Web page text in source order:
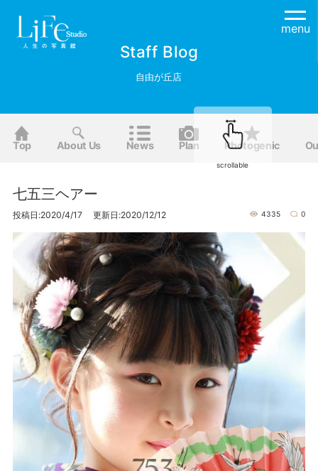
menu
Staff Blog
自由が丘店
Top About Us News Plan Photogenic
七五三ヘアー
投稿日:2020/4/17 更新日:2020/12/12 4335 0